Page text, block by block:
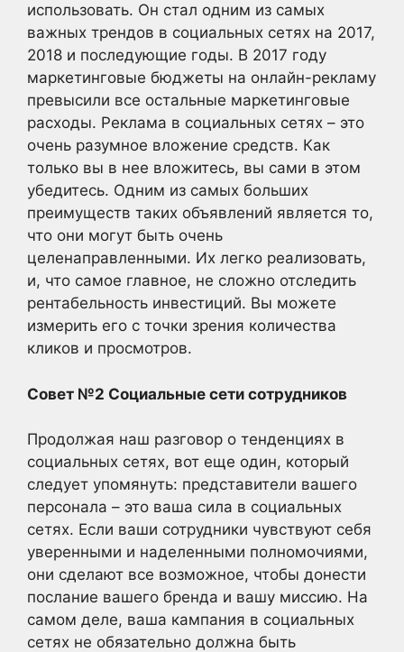
использовать. Он стал одним из самых
важных трендов в социальных сетях на 2017,
2018 и последующие годы. В 2017 году
маркетинговые бюджеты на онлайн-рекламу
превысили все остальные маркетинговые
расходы. Реклама в социальных сетях – это
очень разумное вложение средств. Как
только вы в нее вложитесь, вы сами в этом
убедитесь. Одним из самых больших
преимуществ таких объявлений является то,
что они могут быть очень
целенаправленными. Их легко реализовать,
и, что самое главное, не сложно отследить
рентабельность инвестиций. Вы можете
измерить его с точки зрения количества
кликов и просмотров.
Совет №2 Социальные сети сотрудников
Продолжая наш разговор о тенденциях в
социальных сетях, вот еще один, который
следует упомянуть: представители вашего
персонала – это ваша сила в социальных
сетях. Если ваши сотрудники чувствуют себя
уверенными и наделенными полномочиями,
они сделают все возможное, чтобы донести
послание вашего бренда и вашу миссию. На
самом деле, ваша кампания в социальных
сетях не обязательно должна быть